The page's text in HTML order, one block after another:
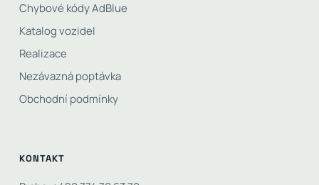
Chybové kódy AdBlue
Katalog vozidel
Realizace
Nezávazná poptávka
Obchodní podmínky
KONTAKT